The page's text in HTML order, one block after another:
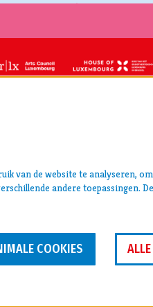
van de website te analyseren,
andere toepassingen.
COOKIES